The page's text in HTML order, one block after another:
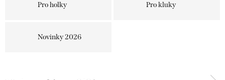
Pro holky Pro kluky
Novinky 2026